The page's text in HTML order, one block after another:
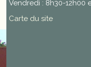
Vendredi : 8h30-12h00
Carte du site